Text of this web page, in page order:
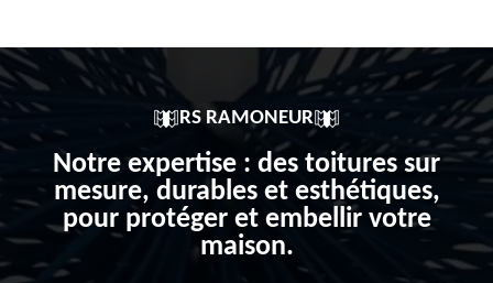
RS RAMONEUR
Notre expertise : des toitures sur
mesure, durables et esthétiques,
pour protéger et embellir votre
maison.